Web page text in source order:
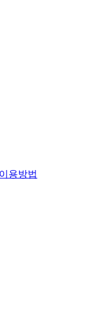
용방법